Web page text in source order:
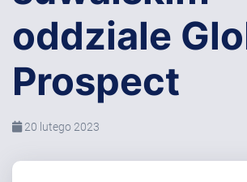
oddziale
Prospect
20 lutego 2023